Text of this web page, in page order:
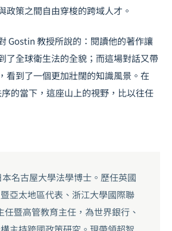
政策之間自由穿梭的跨域人才。
Gostin 教授所說的：閱讀他的著作讓
了全球衛生法的全貌；而這場對話又帶
看到了一個更加壯闊的知識風景。在
序的當下，這座山上的視野，比以往任
名古屋大學法學博士。歷任英國
亞太地區代表、浙江大學國際聯
任暨高管教育主任，為世界銀行、